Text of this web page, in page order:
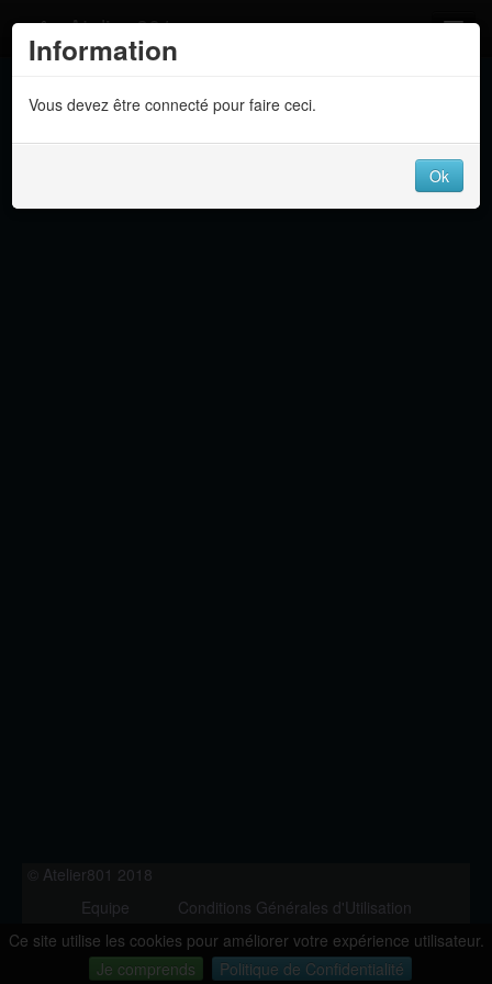
Ce site utilise les cookies pour améliorer votre expérience utilisateur.
Je comprends
Politique de Confidentialité
Information
Vous devez être connecté pour faire ceci.
Ok
Atelier 801
Dev Tracker
Langue
© Atelier801 2018
Equipe
Conditions Générales d'Utilisation
Politique de Confidentialité
Contact
Version 1.27